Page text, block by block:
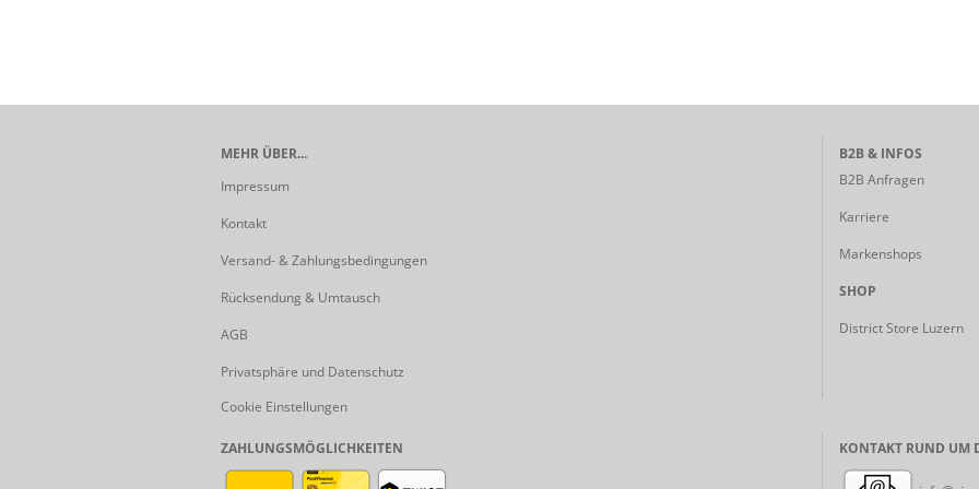
MEHR ÜBER...
Impressum
Kontakt
Versand- & Zahlungsbedingungen
Rücksendung & Umtausch
AGB
Privatsphäre und Datenschutz
Cookie Einstellungen
B2B & INFOS
B2B Anfragen
Karriere
Markenshops
SHOP
District Store Luzern
ZAHLUNGSMÖGLICHKEITEN KONTAKT RUND UM